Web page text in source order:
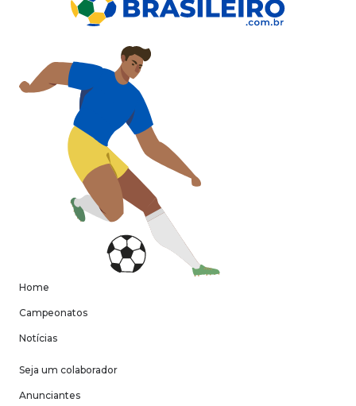
Home
Campeonatos
Notícias
Seja um colaborador
Anunciantes